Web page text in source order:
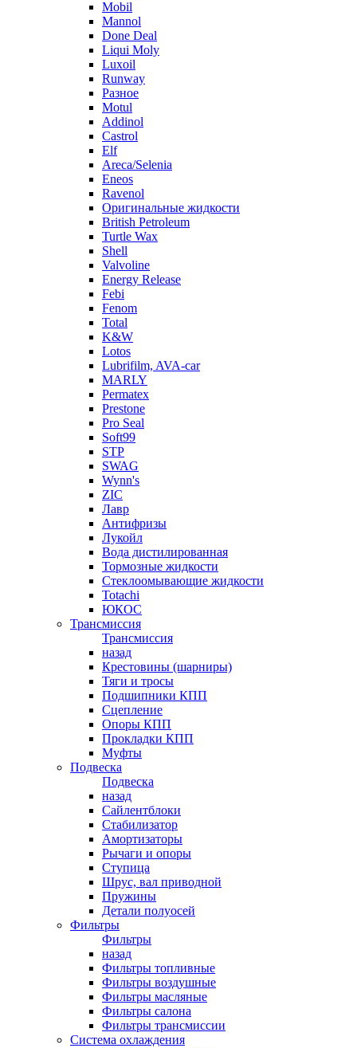
Mobil
Mannol
Done Deal
Liqui Moly
Luxoil
Runway
Разное
Motul
Addinol
Castrol
Elf
Areca/Selenia
Eneos
Ravenol
Оригинальные жидкости
British Petroleum
Turtle Wax
Shell
Valvoline
Energy Release
Febi
Fenom
Total
K&W
Lotos
Lubrifilm, AVA-car
MARLY
Permatex
Prestone
Pro Seal
Soft99
STP
SWAG
Wynn's
ZIC
Лавр
Антифризы
Лукойл
Вода дистилированная
Тормозные жидкости
Стеклоомывающие жидкости
Totachi
ЮКОС
Трансмиссия
Трансмиссия
назад
Крестовины (шарниры)
Тяги и тросы
Подшипники КПП
Сцепление
Опоры КПП
Прокладки КПП
Муфты
Подвеска
Подвеска
назад
Сайлентблоки
Стабилизатор
Амортизаторы
Рычаги и опоры
Ступица
Шрус, вал приводной
Пружины
Детали полуосей
Фильтры
Фильтры
назад
Фильтры топливные
Фильтры воздушные
Фильтры масляные
Фильтры салона
Фильтры трансмиссии
Система охлаждения